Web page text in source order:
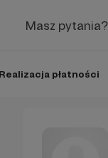
Masz pytania?
Realizacja płatności